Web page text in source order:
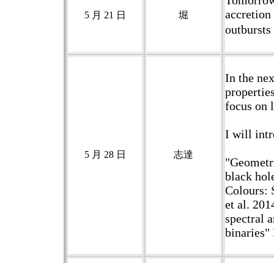
5 月 21 日 堀
5 月 28 日 志達
In the
focus on
I will
black
Colours:
et al.
spectral
binaries"